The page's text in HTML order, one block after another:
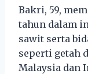
Bakri, 59,
tahun dalam
sawit serta
seperti getah
Malaysia dan